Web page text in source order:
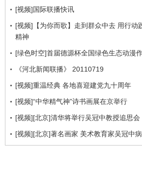
[视频]国际联播快讯
[视频]【为你而歌】走到群众中去 用行
精神
[绿色时空]首届德源杯全国绿色生态动漫
《河北新闻联播》 20110719
[视频]重温经典 各地喜迎建党九十周年
[视频]“中华精气神”诗书画展在京举行
[视频][北京]清华将举行吴冠中教授追思会
[视频][北京]著名画家 美术教育家吴冠中